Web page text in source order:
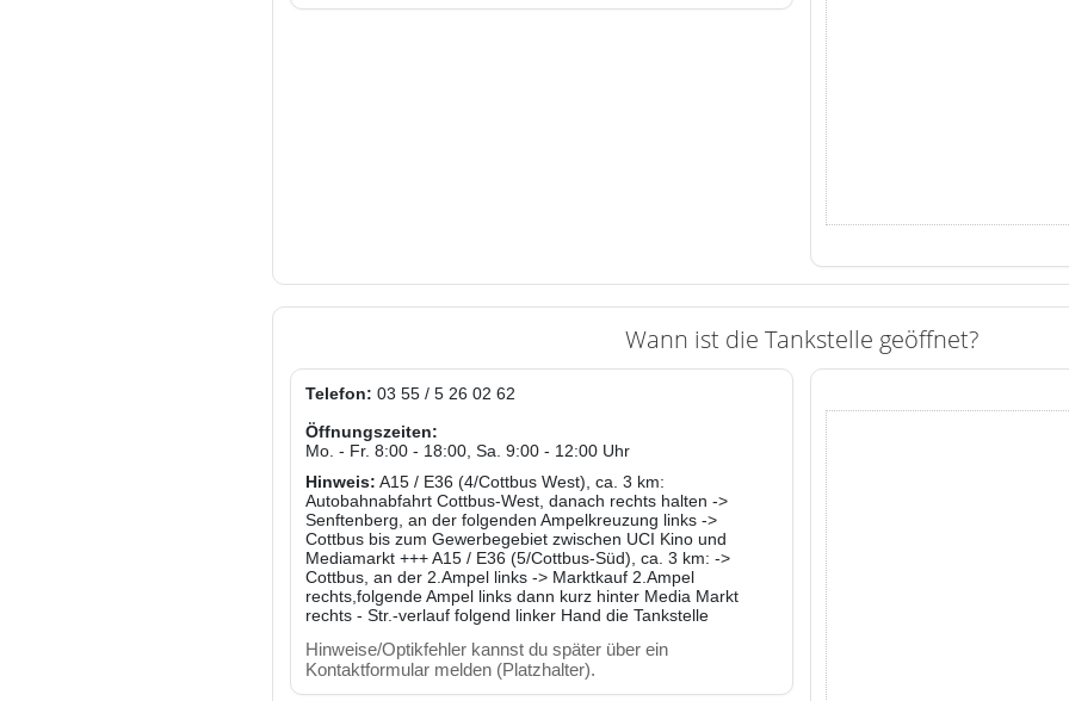
Wann ist die Tankstelle geöffnet?
Telefon: 03 55 / 5 26 02 62
Öffnungszeiten:
Mo. - Fr. 8:00 - 18:00, Sa. 9:00 - 12:00 Uhr
Hinweis: A15 / E36 (4/Cottbus West), ca. 3 km:
Autobahnabfahrt Cottbus-West, danach rechts halten ->
Senftenberg, an der folgenden Ampelkreuzung links ->
Cottbus bis zum Gewerbegebiet zwischen UCI Kino und
Mediamarkt +++ A15 / E36 (5/Cottbus-Süd), ca. 3 km: ->
Cottbus, an der 2.Ampel links -> Marktkauf 2.Ampel
rechts,folgende Ampel links dann kurz hinter Media Markt
rechts - Str.-verlauf folgend linker Hand die Tankstelle
Hinweise/Optikfehler kannst du später über ein
Kontaktformular melden (Platzhalter).